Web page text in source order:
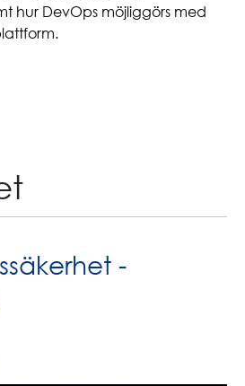
hur DevOps möjliggörs med
-